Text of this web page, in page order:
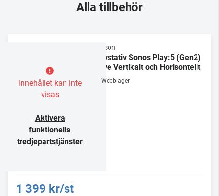
Alla tillbehör
Innehållet kan inte
visas
Aktivera
funktionella
tredjepartstjänster
Flexson
Golvstativ Sonos Play:5 (Gen2)
/ Five Vertikalt och Horisontellt
Webblager
1 399 kr/st